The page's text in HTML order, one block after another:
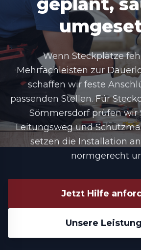
Wenn Steckplätze
Mehrfachleisten zur
schaffen wir feste
passenden Stellen. Für
Sömmersdorfprüfen wir
Leitungsweg und
setzen die Installation
normgerecht
Jetzt Hilfe
Unsere